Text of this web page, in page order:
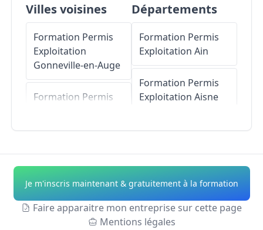
Villes voisines
Formation Permis
Exploitation
Gonneville-en-Auge
Formation Permis
Formation Permis
Exploitation
Ouistreham
Formation Permis
Départements
Formation Permis
Exploitation Ain
Formation Permis
Exploitation Aisne
Formation Permis
ExploitationAlpes-
de-Haute-Provence
Je m'inscris maintenant & gratuitement à la formation
Faire apparaitre mon entreprise sur cette page
Mentions légales